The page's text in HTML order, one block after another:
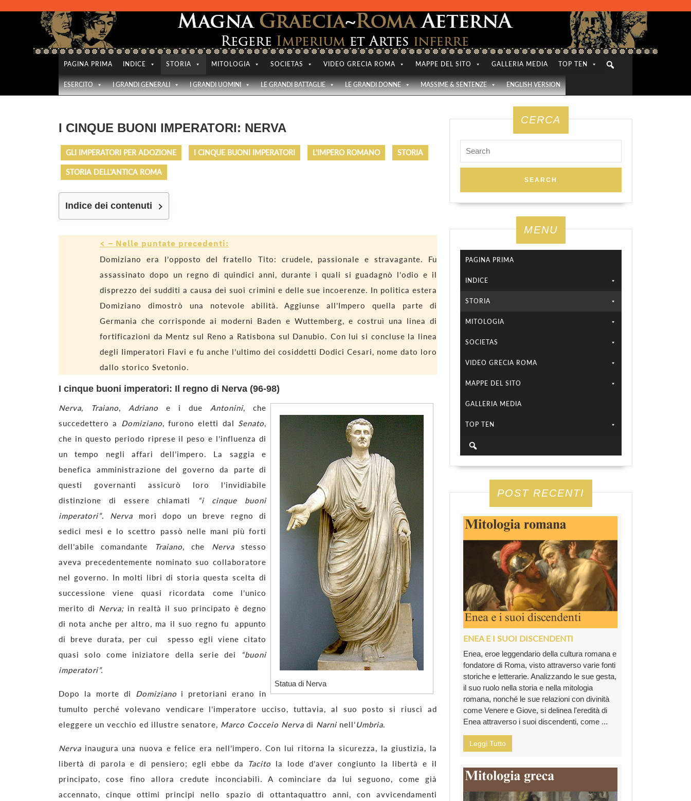
PAGINA PRIMA INDICE STORIA MITOLOGIA SOCIETAS VIDEO GRECIA ROMA MAPPE DEL SITO GALLERIA MEDIA TOP TEN
ESERCITO I GRANDI GENERALI I GRANDI UOMINI LE GRANDI BATTAGLIE LE GRANDI DONNE MASSIME & SENTENZE ENGLISH VERSION
I CINQUE BUONI IMPERATORI: NERVA
GLI IMPERATORI PER ADOZIONE I CINQUE BUONI IMPERATORI L'IMPERO ROMANO STORIA
STORIA DELL'ANTICA ROMA
Indice dei contenuti
< – Nelle puntate precedenti:
Domiziano era l’opposto del fratello Tito: crudele, passionale e stravagante. Fu
assassinato dopo un regno di quindici anni, durante i quali si guadagnò l’odio e il
disprezzo dei sudditi a causa dei suoi crimini e delle sue incoerenze. In politica estera
Domiziano dimostrò una notevole abilità. Aggiunse all’Impero quella parte di
Germania che corrisponde ai moderni Baden e Wuttemberg, e costruì una linea di
fortificazioni da Mentz sul Reno a Ratisbona sul Danubio. Con lui si concluse la linea
degli Iimperatori Flavi e fu anche l’ultimo dei cosiddetti Dodici Cesari, nome dato loro
dallo storico Svetonio.
I cinque buoni imperatori: Il regno di Nerva (96-98)
Statua di Nerva
Nerva, Traiano, Adriano e i due Antonini, che
succedettero a Domiziano, furono eletti dal Senato,
che in questo periodo riprese il peso e l’influenza di
un tempo negli affari dell’impero. La saggia e
benefica amministrazione del governo da parte di
questi governanti assicurò loro l’invidiabile
distinzione di essere chiamati
“i cinque buoni
imperatori”. Nerva morì dopo un breve regno di
sedici mesi e lo scettro passò nelle mani più forti
dell’abile comandante
Traiano, che Nervastesso
aveva precedentemente nominato suo collaboratore
nel governo. In molti libri di storia questa scelta di
successione viene quasi ricordata come l’unico
merito di Nerva; in realtà il suo principato è degno
di nota anche per altro, ma il suo regno fu appunto
di breve durata, per cui spesso egli viene citato
quasi solo come iniziatore della serie dei
“buoni
imperatori”.
Dopo la morte di Domiziano i pretoriani erano in
tumulto perché volevano vendicare l’imperatore ucciso, tuttavia, al suo posto si riuscì ad
eleggere un vecchio ed illustre senatore, Marco Cocceio Nerva di Narninell’Umbria.
Nerva inaugura una nuova e felice era nell’impero. Con lui ritorna la sicurezza, la giustizia, la
libertà di parola e di pensiero; egli ebbe da Tacito la lode d’aver congiunto la libertà e il
principato, cose fino allora credute inconciabili. A cominciare da lui seguono, come già
accennato, cinque ottimi principi nello spazio di ottantaquattro anni, con avvicendamenti
CERCA
for:
MENU
PAGINA PRIMA
INDICE
STORIA
MITOLOGIA
SOCIETAS
VIDEO GRECIA ROMA
MAPPE DEL SITO
GALLERIA MEDIA
TOP TEN
POST RECENTI
ENEA E I SUOI DISCENDENTI
Enea, eroe leggendario della cultura romana e
fondatore di Roma, visto attraverso varie fonti
storiche e letterarie. Analizzando le sue gesta,
il suo ruolo nella storia e nella mitologia
romana, nonché le sue relazioni con divinità
come Venere e Giove, si delinea l'eredità di
Enea attraverso i suoi discendenti, come ...
Leggi Tutto